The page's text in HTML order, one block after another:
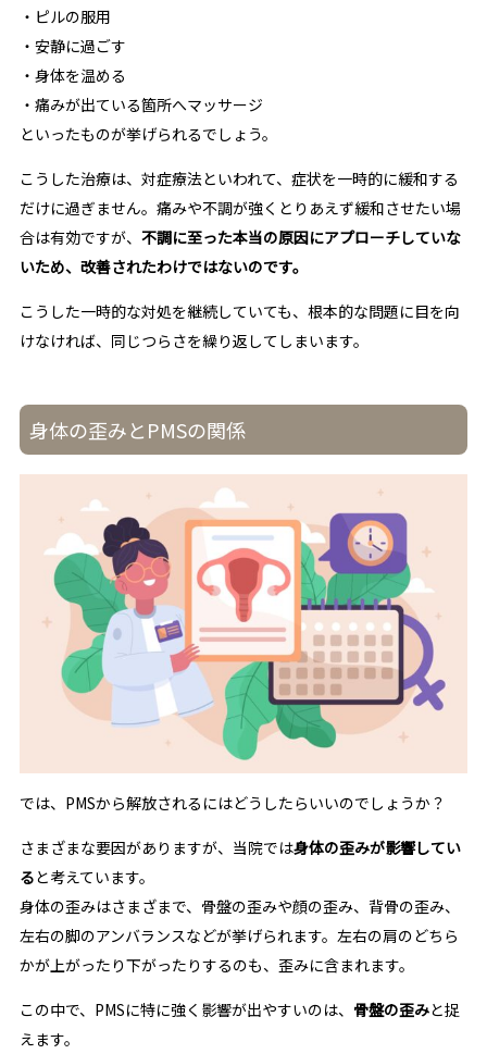
・ピルの服用
・安静に過ごす
・身体を温める
・痛みが出ている箇所へマッサージ
といったものが挙げられるでしょう。
こうした治療は、対症療法といわれて、症状を一時的に緩和する
だけに過ぎません。痛みや不調が強くとりあえず緩和させたい場
合は有効ですが、 不調に至った本当の原因にアプローチしていな
いため、改善されたわけではないのです。
こうした一時的な対処を継続していても、根本的な問題に目を向
けなければ、同じつらさを繰り返してしまいます。
身体の歪みとPMSの関係
では、PMSから解放されるにはどうしたらいいのでしょうか？
さまざまな要因がありますが、当院では身体の歪みが影響してい
ると考えています。
身体の歪みはさまざまで、骨盤の歪みや顔の歪み、背骨の歪み、
左右の脚のアンバランスなどが挙げられます。左右の肩のどちら
かが上がったり下がったりするのも、歪みに含まれます。
この中で、PMSに特に強く影響が出やすいのは、 骨盤の歪みと捉
えます。